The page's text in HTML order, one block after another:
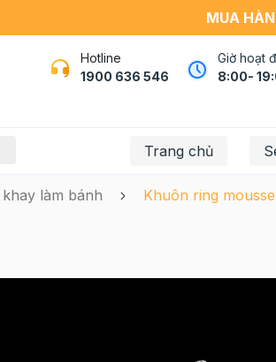
MUA
Hotline
1900 636 546
Giờ hoạt
8:00-
Trang chủ
làm bánh Khuôn ring